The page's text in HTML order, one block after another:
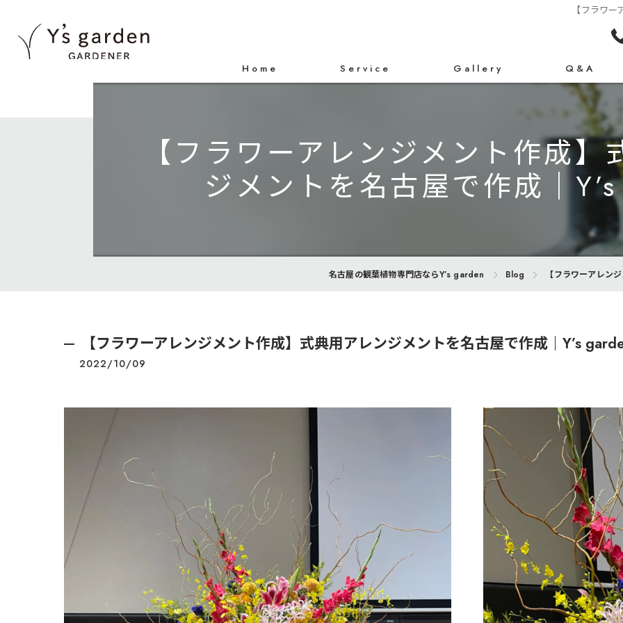
【フラワ
Home Service Gallery Q&A
【フラワーアレンジメント作成
ジメントを名古屋で作成｜
名古屋の観葉植物専門店ならY’s garden Blog 【フラワーアレン
【フラワーアレンジメント作成】式典用アレンジメントを名古屋で作成｜Y’s
2022/10/09